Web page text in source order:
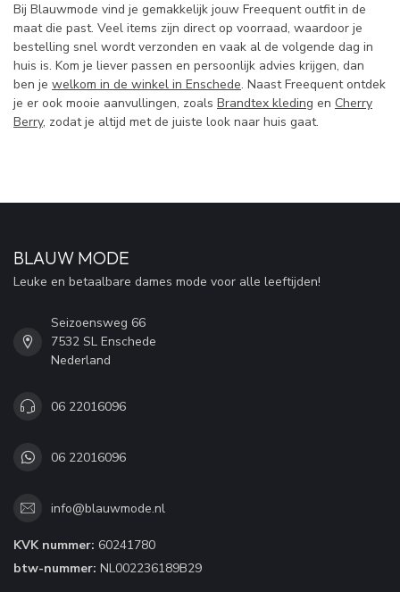
Bij Blauwmode vind je gemakkelijk jouw Freequent outfit in de
maat die past. Veel items zijn direct op voorraad, waardoor je
bestelling snel wordt verzonden en vaak al de volgende dag in
huis is. Kom je liever passen en persoonlijk advies krijgen, dan
ben je welkom in de winkel in Enschede. Naast Freequent ontdek
je er ook mooie aanvullingen, zoals Brandtex kleding en Cherry
Berry, zodat je altijd met de juiste look naar huis gaat.
BLAUW MODE
Leuke en betaalbare dames mode voor alle leeftijden!
Seizoensweg 66
7532 SL Enschede
Nederland
06 22016096
06 22016096
info@blauwmode.nl
KVK nummer: 60241780
btw-nummer: NL002236189B29